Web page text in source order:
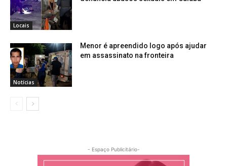
Locais
Notícias
Menor é apreendido logo após ajudar
em assassinato na fronteira
- Espaço Publicitário-